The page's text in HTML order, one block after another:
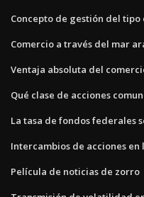
Concepto de gestión del tipo
Comercio a través del mar
Ventaja absoluta del
Qué clase de acciones
La tasa de fondos federales
Intercambios de acciones
Película de noticias de zorro